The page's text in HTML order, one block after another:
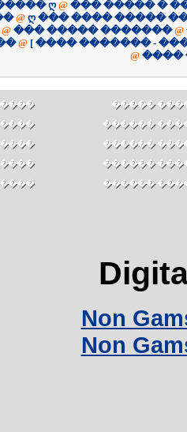
ღ @ ��� ����� �
@ ღ ��� ���� �����
@ ��� ����� ������� @
@
@
������
������
������
������
������
Non
Non